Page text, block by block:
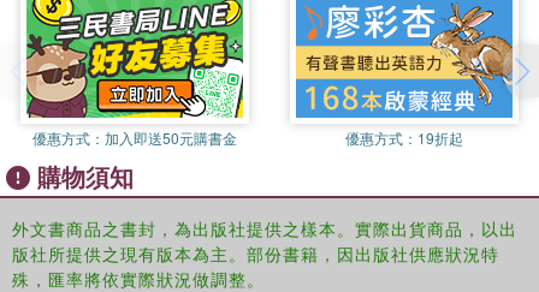
mindfulness and other contemplative practices.
優惠方式： 加入即送50元購書金 優惠方式： 19折起
購物須知
外文書商品之書封，為出版社提供之樣本。實際出貨商品，以出
版社所提供之現有版本為主。部份書籍，因出版社供應狀況特
殊，匯率將依實際狀況做調整。